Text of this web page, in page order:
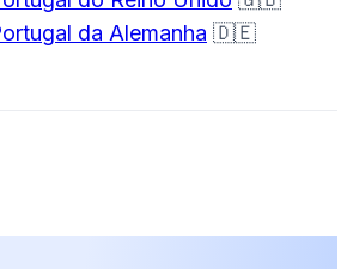
da Alemanha 🇩🇪